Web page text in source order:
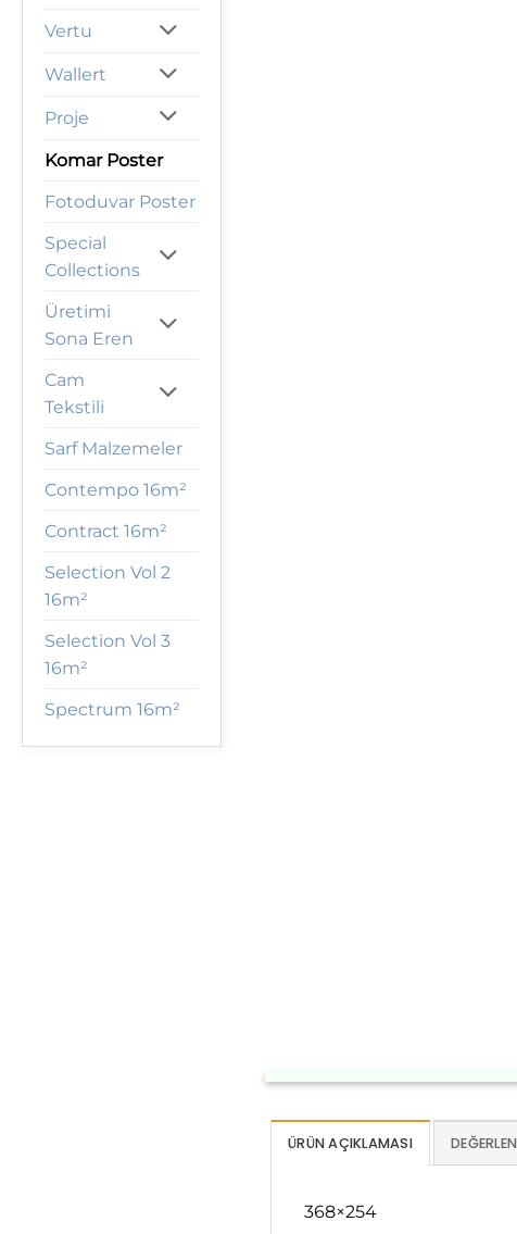
Vertu
Wallert
Proje
Komar Poster
Fotoduvar Poster
Special
Collections
Üretimi
Sona Eren
Cam
Tekstili
Sarf Malzemeler
Contempo 16m²
Contract 16m²
Selection Vol 2
16m²
Selection Vol 3
16m²
Spectrum 16m²
ÜRÜN AÇIKLAMASI
368×254